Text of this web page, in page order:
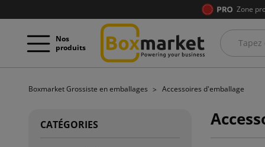
Zone
Nos
produits
Boxmarket Grossiste en emballages Accessoires d'emballage
CATÉGORIES